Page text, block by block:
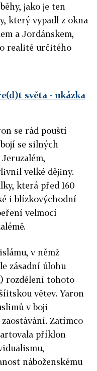
jako je ten
který vypadl z okna
a Jordánskem,
realitě určitého
světa - ukázka
se rád pouští
se silných
velké dějiny.
která před 160
i blízkovýchodní
velmocí
v němž
zásadní úlohu
rozdělení tohoto
větev. Yaron
v boji
Zatímco
příklon
náboženskému